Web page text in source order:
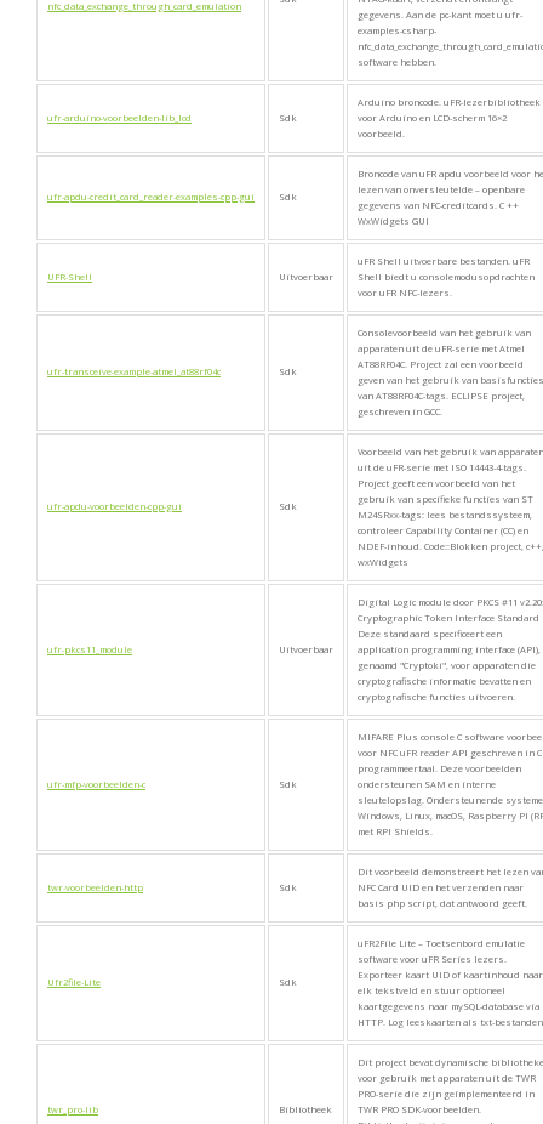
nfc_data_exchange_through_card_emulation
gegevens. Aan de pc-kant moet u ufr-
examples-csharp-
software hebben.
ufr-arduino-voorbeelden-lib_lcd Sdk
Arduino broncode. uFR-lezerbibliotheek
voor Arduino en LCD-scherm 16×2
voorbeeld.
ufr-apdu-credit_card_reader-examples-cpp-gui Sdk
Broncode van uFR apdu voorbeeld voor
lezen van onversleutelde – openbare
gegevens van NFC-creditcards. C ++
WxWidgets GUI
UFR-Shell Uitvoerbaar
uFR Shell uitvoerbare bestanden. uFR
Shell biedt u consolemodusopdrachten
voor uFR NFC-lezers.
ufr-transceive-example-atmel_at88rf04c Sdk
Consolevoorbeeld van het gebruik van
apparaten uit de uFR-serie met Atmel
AT88RF04C. Project zal een voorbeeld
geven van het gebruik van basisfuncties
van AT88RF04C-tags. ECLIPSE project,
geschreven in GCC.
ufr-apdu-voorbeelden-cpp-gui Sdk
Voorbeeld van het gebruik van apparaten
uit de uFR-serie met ISO 14443-4-tags.
Project geeft een voorbeeld van het
gebruik van specifieke functies van ST
M24SRxx-tags: lees bestandssysteem,
controleer Capability Container (CC) en
NDEF-inhoud. Code::Blokken project, c++,
wxWidgets
ufr-pkcs11_module Uitvoerbaar
Digital Logic module door PKCS #11 v2.20:
Cryptographic Token Interface Standard
Deze standaard specificeert een
application programming interface (API),
genaamd "Cryptoki", voor apparaten die
cryptografische informatie bevatten en
cryptografische functies uitvoeren.
ufr-mfp-voorbeelden-c Sdk
MIFARE Plus console C software
voor NFC uFR reader API geschreven in C
programmeertaal. Deze voorbeelden
ondersteunen SAM en interne
sleutelopslag. Ondersteunende
Windows, Linux, macOS, Raspberry PI
met RPI Shields.
twr-voorbeelden-http Sdk
Dit voorbeeld demonstreert het lezen
NFC Card UID en het verzenden naar
basis php script, dat antwoord geeft.
Ufr2file-Lite Sdk
uFR2File Lite – Toetsenbord emulatie
software voor uFR Series lezers.
Exporteer kaart UID of kaartinhoud naar
elk tekstveld en stuur optioneel
kaartgegevens naar mySQL-database via
HTTP. Log leeskaarten als txt-
twr_pro-lib Bibliotheek
Dit project bevat dynamische
voor gebruik met apparaten uit de TWR
PRO-serie die zijn geïmplementeerd in
TWR PRO SDK-voorbeelden.